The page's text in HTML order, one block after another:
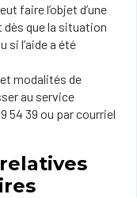
faire l’objet d’une
dès que la situation
si l’aide a été
modalités de
au service
54 39 ou par courriel